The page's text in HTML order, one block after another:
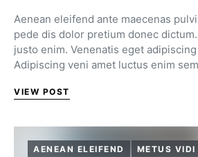
Aenean eleifend ante maecenas
pede dis dolor pretium donec
justo enim. Venenatis eget
Adipiscing veni amet luctus enim
VIEW POST
AENEAN ELEIFEND METUS VIDI